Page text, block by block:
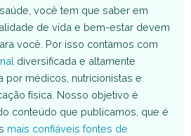
você tem que saber em
de vida e bem-estar devem
você. Por isso contamos com
diversificada e altamente
por médicos, nutricionistas e
física. Nosso objetivo é
conteúdo que publicamos, que é
mais confiáveis fontes de